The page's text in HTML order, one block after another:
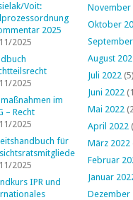
Voit:
2025
2025
2025
im
– Recht
2025
für
2025
IPR und
November
Oktober
August
Juli 2022 (5)
Juni 2022
Mai 2022
April 2022
März 2022
Februar
Januar
Dezember